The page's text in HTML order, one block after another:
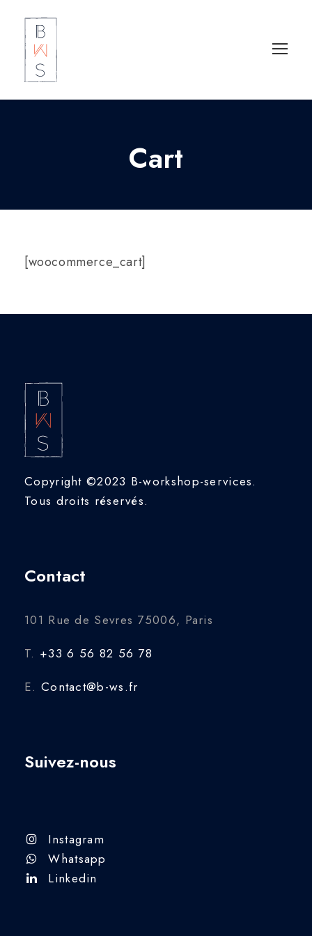
Cart
[woocommerce_cart]
Copyright ©2023 B-workshop-services.
Tous droits réservés.
Contact
101 Rue de Sevres 75006, Paris
T. +33 6 56 82 56 78
E. Contact@b-ws.fr
Suivez-nous
Instagram
Whatsapp
Linkedin